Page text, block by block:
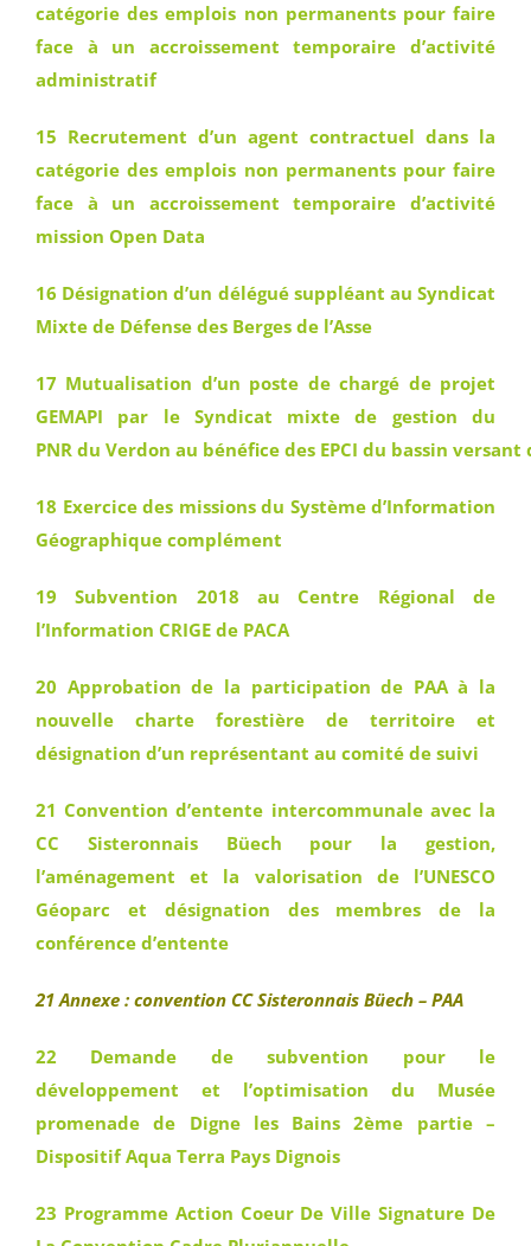
catégorie des emplois non permanents pour faire
face à un accroissement temporaire d’activité
administratif
15 Recrutement d’un agent contractuel dans la
catégorie des emplois non permanents pour faire
face à un accroissement temporaire d’activité
mission Open Data
16 Désignation d’un délégué suppléant au Syndicat
Mixte de Défense des Berges de l’Asse
17 Mutualisation d’un poste de chargé de projet
GEMAPI par le Syndicat mixte de gestion du
PNR du Verdon au bénéfice des EPCI du bassin versant
18 Exercice des missions du Système d’Information
Géographique complément
19 Subvention 2018 au Centre Régional de
l’Information CRIGE de PACA
20 Approbation de la participation de PAA à la
nouvelle charte forestière de territoire et
désignation d’un représentant au comité de suivi
21 Convention d’entente intercommunale avec la
CC Sisteronnais Büech pour la gestion,
l’aménagement et la valorisation de l’UNESCO
Géoparc et désignation des membres de la
conférence d’entente
21 Annexe : convention CC Sisteronnais Büech – PAA
22 Demande de subvention pour le
développement et l’optimisation du Musée
promenade de Digne les Bains 2ème partie –
Dispositif Aqua Terra Pays Dignois
23 Programme Action Coeur De Ville Signature De